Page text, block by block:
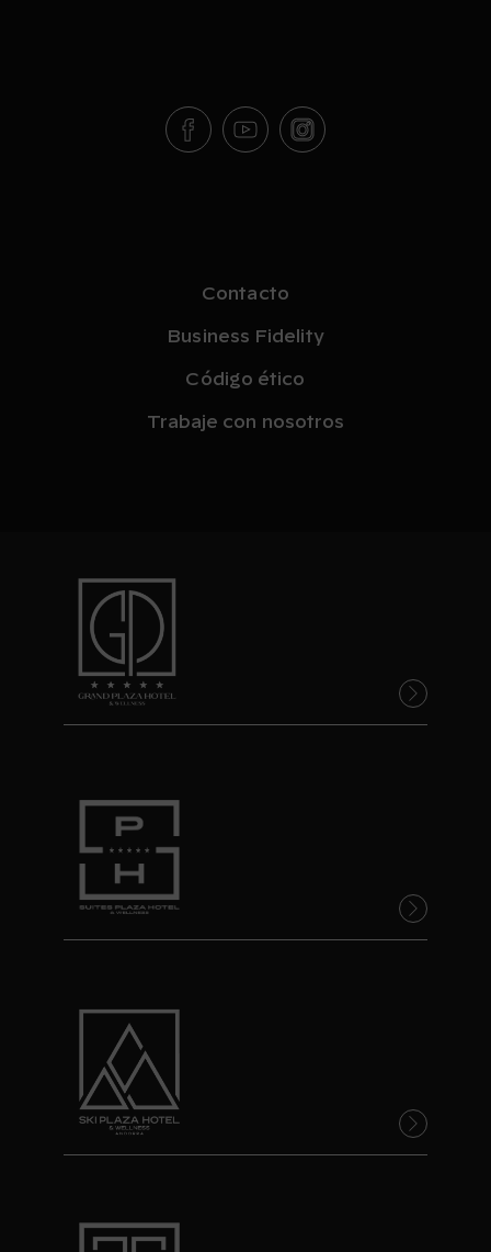
Contacto
Business Fidelity
Código ético
Trabaje con nosotros